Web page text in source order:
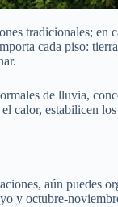
tradicionales;
cada piso:
de lluvia,
calor, estabilicen
aún puedes
y